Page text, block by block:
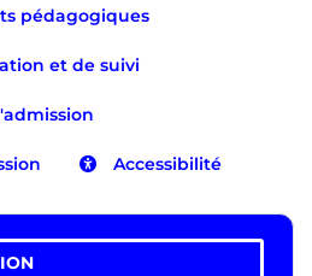
pédagogiques
et de suivi
Accessibilité